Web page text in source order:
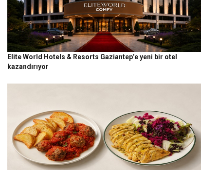
Elite World Hotels & Resorts Gaziantep’e yeni bir otel
kazandırıyor